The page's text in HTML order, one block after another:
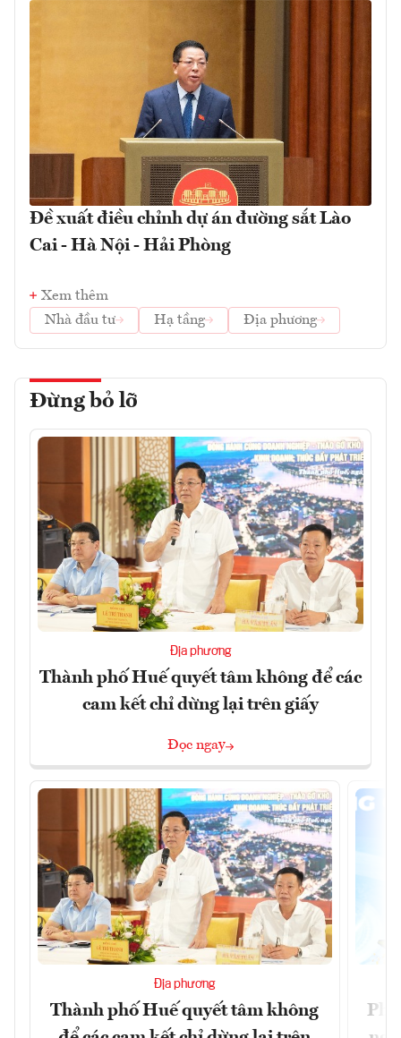
Đề xuất điều chỉnh dự án đường sắt Lào
Cai - Hà Nội - Hải Phòng
Xem thêm
Nhà đầu tư
Hạ tầng Địa phương
Đừng bỏ lỡ
Địa phương
Thành phố Huế quyết tâm không để các
cam kết chỉ dừng lại trên giấy
Đọc ngay
Địa phương
Thành phố Huế quyết tâm không